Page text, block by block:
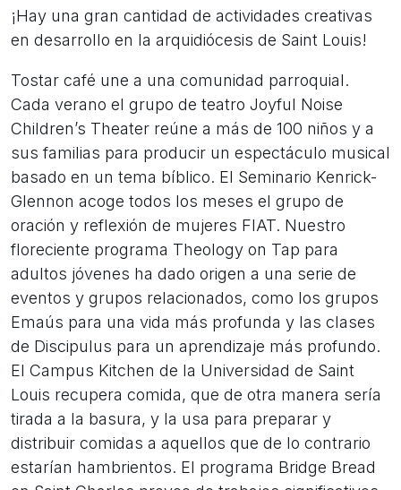
¡Hay una gran cantidad de actividades creativas
en desarrollo en la arquidiócesis de Saint Louis!
Tostar café une a una comunidad parroquial.
Cada verano el grupo de teatro Joyful Noise
Children’s Theater reúne a más de 100 niños y a
sus familias para producir un espectáculo musical
basado en un tema bíblico. El Seminario Kenrick-
Glennon acoge todos los meses el grupo de
oración y reflexión de mujeres FIAT. Nuestro
floreciente programa Theology on Tap para
adultos jóvenes ha dado origen a una serie de
eventos y grupos relacionados, como los grupos
Emaús para una vida más profunda y las clases
de Discipulus para un aprendizaje más profundo.
El Campus Kitchen de la Universidad de Saint
Louis recupera comida, que de otra manera sería
tirada a la basura, y la usa para preparar y
distribuir comidas a aquellos que de lo contrario
estarían hambrientos. El programa Bridge Bread